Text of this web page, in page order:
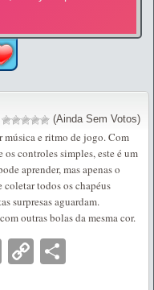
(Ainda Sem Votos)
música e ritmo de jogo. Com
controles simples, este é um
aprender, mas apenas o
coletar todos os chapéus
surpresas aguardam.
outras bolas da mesma cor.
EmailCopy